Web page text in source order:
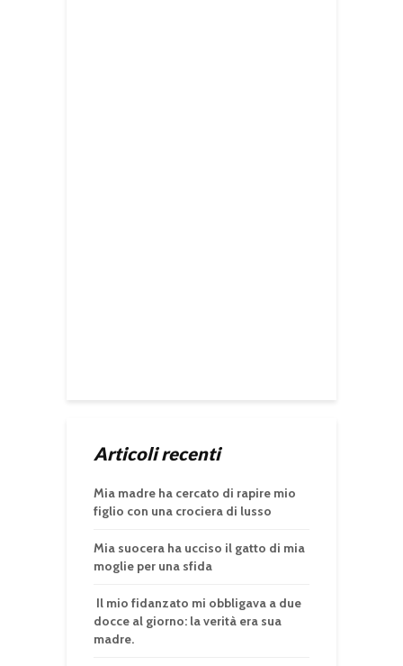
Articoli recenti
Mia madre ha cercato di rapire mio
figlio con una crociera di lusso
Mia suocera ha ucciso il gatto di mia
moglie per una sfida
Il mio fidanzato mi obbligava a due
docce al giorno: la verità era sua
madre.